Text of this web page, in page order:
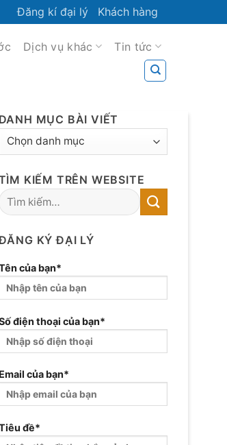
Đăng kí đại lý Khách hàng
Dịch vụ khác Tin tức
DANH MỤC BÀI VIẾT
DANH
VIẾT KIẾM TRÊN WEBSITE
KÝ ĐẠI LÝ
của bạn*
điện thoại của bạn*
Email của bạn*
đề*